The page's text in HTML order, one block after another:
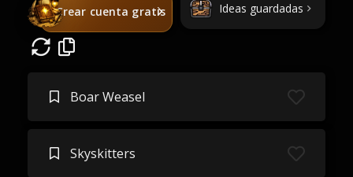
Crear cuenta gratis Ideas guardadas
Boar Weasel
Skyskitters